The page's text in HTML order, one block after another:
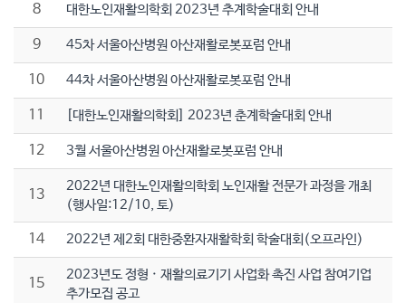
8 대한노인재활의학회 2023년 추계학술대회 안내
9 45차 서울아산병원 아산재활로봇포럼 안내
10 44차 서울아산병원 아산재활로봇포럼 안내
11 [대한노인재활의학회] 2023년 춘계학술대회 안내
12 3월 서울아산병원 아산재활로봇포럼 안내
13
2022년 대한노인재활의학회 노인재활 전문가 과정을 개최
(행사일:12/10, 토)
14 2022년 제2회 대한중환자재활학회 학술대회(오프라인)
15
2023년도 정형 · 재활의료기기 사업화 촉진 사업 참여기업
추가모집 공고